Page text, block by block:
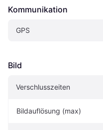
Kommunikation
GPS
Bild
Verschlusszeiten
Bildauflösung (max)